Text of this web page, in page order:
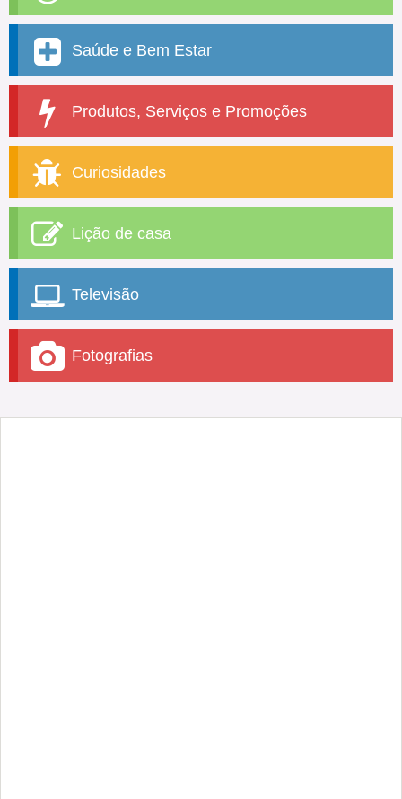
Saúde e Bem Estar
Produtos, Serviços e Promoções
Curiosidades
Lição de casa
Televisão
Fotografias